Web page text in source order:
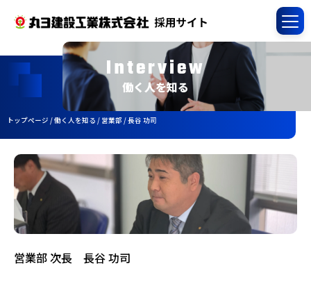
Interview
働く人を知る
トップページ /働く人を知る / 営業部 /長谷 功司
営業部 次長 長谷 功司